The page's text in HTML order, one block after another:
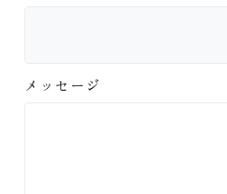
メッセージ